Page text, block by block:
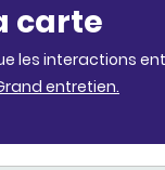
carte
les interactions
entretien.